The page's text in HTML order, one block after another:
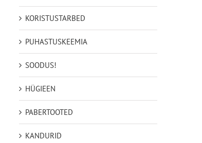
KORISTUSTARBED
PUHASTUSKEEMIA
SOODUS!
HÜGIEEN
PABERTOOTED
KANDURID